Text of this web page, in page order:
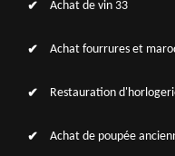
Achat de vin 33
Achat fourrures et
Restauration
Achat de poupée